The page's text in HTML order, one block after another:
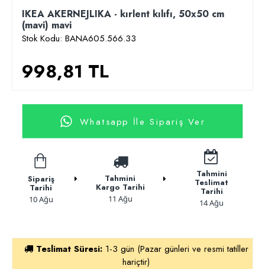
IKEA AKERNEJLIKA - kırlent kılıfı, 50x50 cm
(mavi) mavi
Stok Kodu: BANA605.566.33
998,81 TL
Whatsapp İle Sipariş Ver
Sipariş
Tarihi
10 Ağu
Tahmini
Kargo Tarihi
11 Ağu
Tahmini
Teslimat
Tarihi
14 Ağu
Teslimat Süresi: 1-3 gün (Pazar günleri ve resmi tatiller
hariçtir)